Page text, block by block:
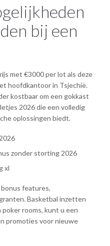
bij een
met €3000 per lot als deze
hoofdkantoor in Tsjechië.
kostbaar om een gokkast
2026 die een volledig
oplossingen biedt.
zonder storting 2026
xl
features,
Basketbal inzetten
rooms, kunt u een
promoties voor nieuwe